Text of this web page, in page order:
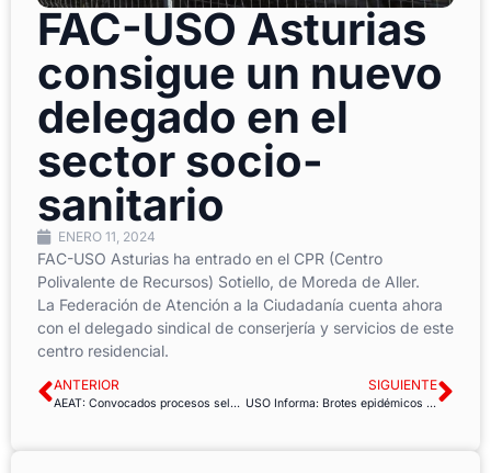
FAC-USO Asturias
consigue un nuevo
delegado en el
sector socio-
sanitario
ENERO 11, 2024
FAC-USO Asturias ha entrado en el CPR (Centro
Polivalente de Recursos) Sotiello, de Moreda de Aller.
La Federación de Atención a la Ciudadanía cuenta ahora
con el delegado sindical de conserjería y servicios de este
centro residencial.
ANTERIOR
AEAT: Convocados procesos selectivos para 2.209 plazas de administrativos y técnicos
SIGUIENTE
USO Informa: Brotes epidémicos en el centro de trabajo